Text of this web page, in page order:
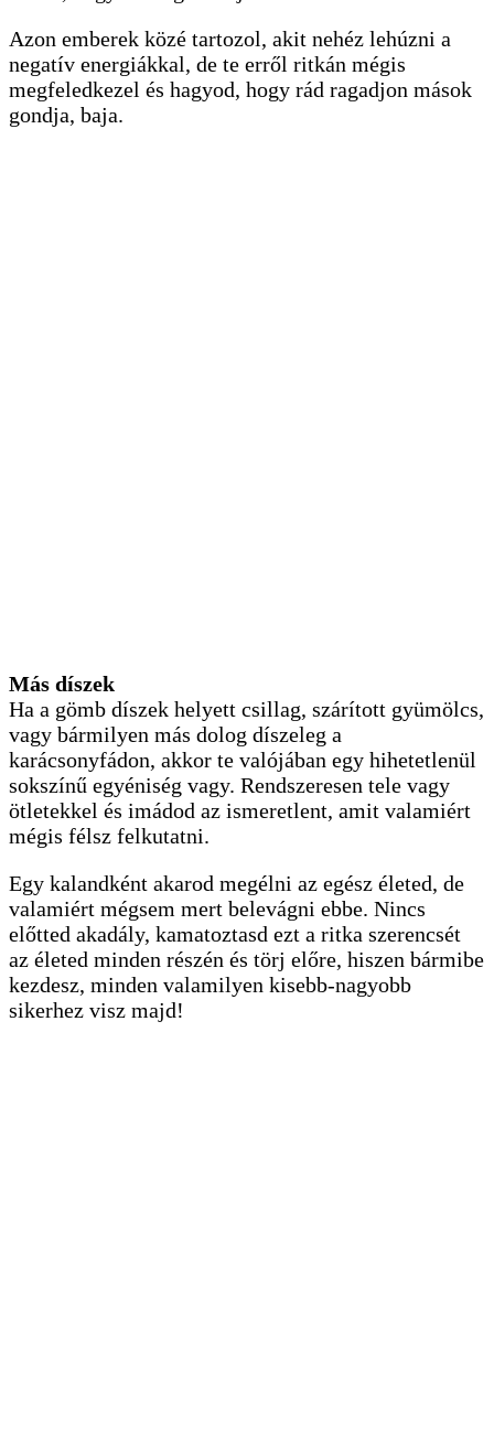
Azon emberek közé tartozol, akit nehéz lehúzni a
negatív energiákkal, de te erről ritkán mégis
megfeledkezel és hagyod, hogy rád ragadjon mások
gondja, baja.
Más díszek
Ha a gömb díszek helyett csillag, szárított gyümölcs,
vagy bármilyen más dolog díszeleg a
karácsonyfádon, akkor te valójában egy hihetetlenül
sokszínű egyéniség vagy. Rendszeresen tele vagy
ötletekkel és imádod az ismeretlent, amit valamiért
mégis félsz felkutatni.
Egy kalandként akarod megélni az egész életed, de
valamiért mégsem mert belevágni ebbe. Nincs
előtted akadály, kamatoztasd ezt a ritka szerencsét
az életed minden részén és törj előre, hiszen bármibe
kezdesz, minden valamilyen kisebb-nagyobb
sikerhez visz majd!